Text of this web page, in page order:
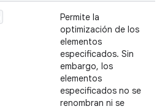
Permite la
optimización de los
elementos
especificados. Sin
embargo, los
elementos
especificados no se
renombran ni se